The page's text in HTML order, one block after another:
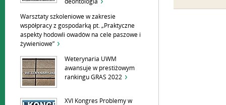
deontologia
Warsztaty szkoleniowe w zakresie
współpracy z gospodarką pt. „Praktyczne
aspekty hodowli owadów na cele paszowe i
żywieniowe”
Weterynaria UWM
awansuje w prestiżowym
rankingu GRAS 2022
XVI Kongres Problemy w